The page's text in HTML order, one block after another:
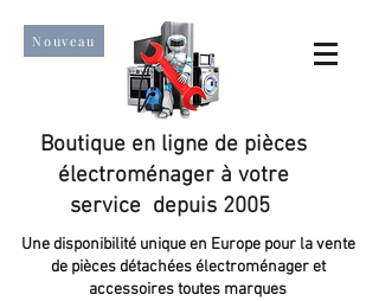
Nouveau
Boutique en ligne de pièces
électroménager à votre
service depuis 2005
Une disponibilité unique en Europe pour la vente
de pièces détachées électroménager et
accessoires toutes marques